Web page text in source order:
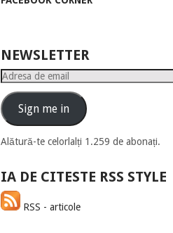
NEWSLETTER
Adresa
emailSign me in
Alătură-te celorlalți 1.259 de abonați.
IA DE CITESTE RSS STYLE
RSS - articole